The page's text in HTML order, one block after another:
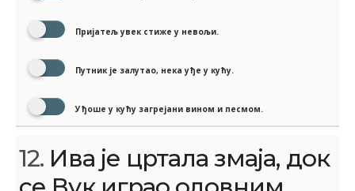
Пријатељ увек стиже у невољи.
Путник је залутао, нека уђе у кућу.
Уђоше у кућу загрејани вином и песмом.
12. Ива је цртала змаја, док